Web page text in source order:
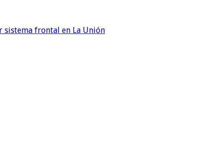
sistema frontal en La Unión